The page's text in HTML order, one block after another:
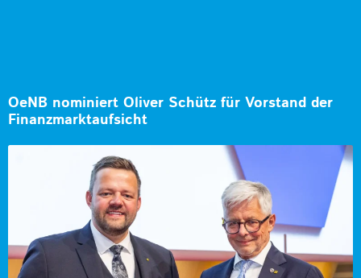
OeNB nominiert Oliver Schütz für Vorstand der
Finanzmarktaufsicht